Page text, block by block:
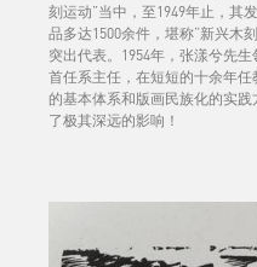
刻运动”当中，至1949年止，其
品多达1500余件，堪称“新兴木
突出代表。1954年，张漾兮先
首任系主任，在短短的十余年
的基本体系和版画民族化的实
了极其深远的影响！